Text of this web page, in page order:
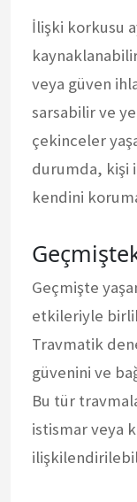
İlişki korkusu
veya güven
sarsabilir ve
çekinceler
durumda, kişi
kendini
Geçmişte
etkileriyle
Travmatik
güvenini ve
Bu tür
istismar veya